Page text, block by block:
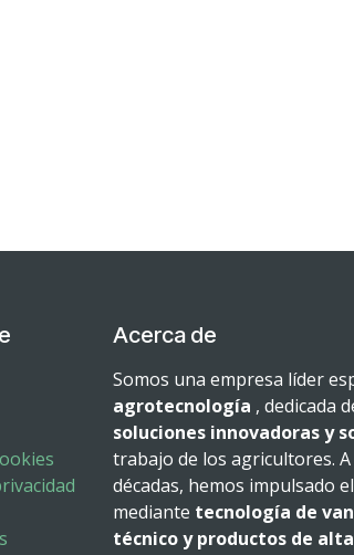
Acerca de
Somos una empresa líder
agrotecnología , dedicada
soluciones innovadoras y
trabajo de los agricultores.
décadas, hemos impulsado
mediante tecnología de
técnico y productos de